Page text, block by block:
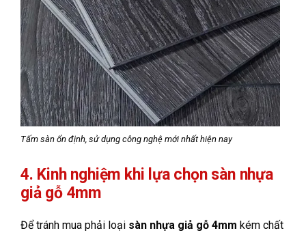
Tấm sàn ổn định, sử dụng công nghệ mới nhất hiện nay
4. Kinh nghiệm khi lựa chọn sàn nhựa
giả gỗ 4mm
Để tránh mua phải loại sàn nhựa giả gỗ 4mm kém chất